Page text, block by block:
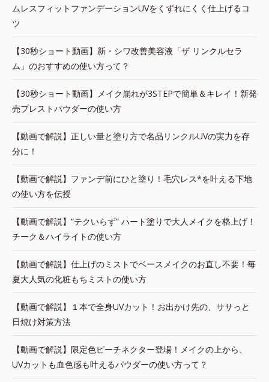
ムレスフィットファンデーションUVをくずれにくく仕上げるコ
ツ
【30秒ショート動画】新・シワ改善美容液「ザ リンクルセラ
ム」のおすすめの使い方って？
【30秒ショート動画】メイク崩れが3STEPで簡単＆キレイ！新発
売プレストパウダーの使い方
【動画で解説】正しい量と塗り方で名品リンクルUVの実力を存
分に！
【動画で解説】ファンデ前にひと塗り！毛穴レス*を叶える下地
の使い方を伝授
【動画で解説】“テクいらず” ハート塗りで大人メイクを格上げ！
チーク＆ハイライトの使い方
【動画で解説】仕上げのミストでベースメイクのお直し不要！毎
夏大人気の化粧もちミストの使い方
【動画で解説】１本で全身UVカット！お出かけ先の、ササっと
日焼け対策方法
【動画で解説】限定色ピーチネクター登場！メイクの上から、
UVカットも血色感も叶えるパウダーの使い方って？